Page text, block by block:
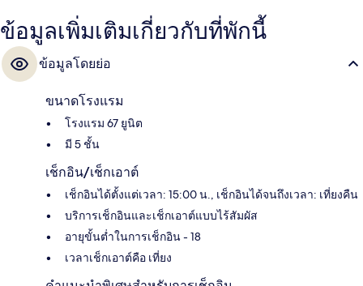
ข้อมูลเพิ่มเติมเกี่ยวกับที่พักนี้
ข้อมูลโดยย่อ
ขนาดโรงแรม
โรงแรม 67 ยูนิต
มี 5 ชั้น
เช็กอิน/เช็กเอาต์
เช็กอินได้ตั้งแต่เวลา: 15:00 น., เช็กอินได้จนถึงเวลา: เที่ยงคืน
บริการเช็กอินและเช็กเอาต์แบบไร้สัมผัส
อายุขั้นต่ำในการเช็กอิน - 18
เวลาเช็กเอาต์คือ เที่ยง